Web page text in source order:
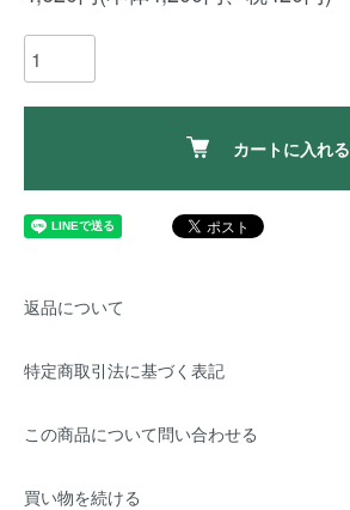
カートに入れる
返品について
特定商取引法に基づく表記
この商品について問い合わせる
買い物を続ける